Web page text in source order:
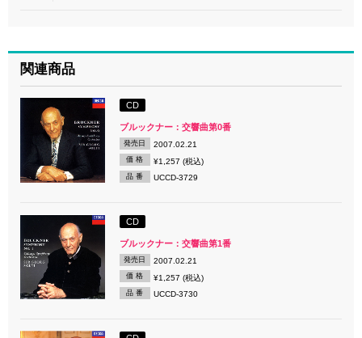
関連商品
CD
ブルックナー：交響曲第0番
発売日 2007.02.21
価 格 ¥1,257 (税込)
品 番 UCCD-3729
CD
ブルックナー：交響曲第1番
発売日 2007.02.21
価 格 ¥1,257 (税込)
品 番 UCCD-3730